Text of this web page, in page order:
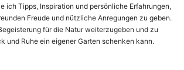
ich Tipps, Inspiration und persönliche Erfahrungen,
Freude und nützliche Anregungen zu geben.
für die Natur weiterzugeben und zu
und Ruhe ein eigener Garten schenken kann.